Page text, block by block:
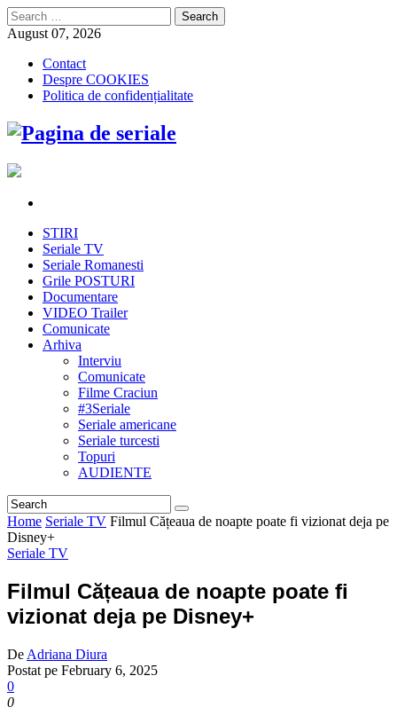
Search
for:
August 07, 2026
Contact
Despre COOKIES
Politica de confidențialitate
STIRI
Seriale TV
Seriale Romanesti
Grile POSTURI
Documentare
VIDEO Trailer
Comunicate
Arhiva
Interviu
Comunicate
Filme Craciun
#3Seriale
Seriale americane
Seriale turcesti
Topuri
AUDIENTE
Home Seriale TV Filmul Cățeaua de noapte poate fi vizionat deja pe
Disney+
Seriale TV
Filmul Cățeaua de noapte poate fi
vizionat deja pe Disney+
De Adriana Diura
Postat pe February 6, 2025
0
0